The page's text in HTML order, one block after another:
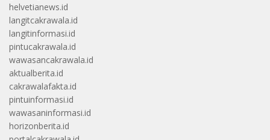
helvetianews.id
langitcakrawala.id
langitinformasi.id
pintucakrawala.id
wawasancakrawala.id
aktualberita.id
cakrawalafakta.id
pintuinformasi.id
wawasaninformasi.id
horizonberita.id